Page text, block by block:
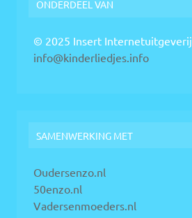
ONDERDEEL VAN
© 2025 Insert Internetuitgeverij
info@kinderliedjes.info
SAMENWERKING MET
Oudersenzo.nl
50enzo.nl
Vadersenmoeders.nl